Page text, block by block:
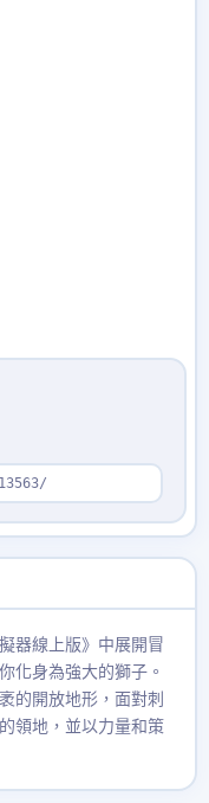
器線上版》中展開冒
化身為強大的獅子。
的開放地形，面對刺
領地，並以力量和策